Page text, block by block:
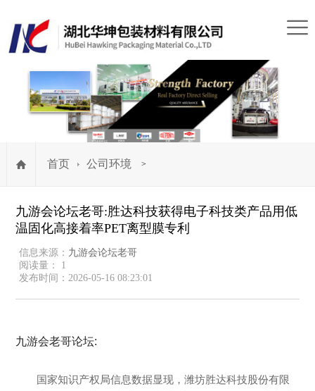
首页 >
公司环境
九游会论坛老哥:胜达科技获得电子科技类产品用低
温固化高接着率PET离型膜专利
信息来源： 九游会论坛老哥
阅读量： 1
发布时间：2026-05-16 08:23:01
九游会老哥论坛:
国家知识产权局信息数据显现，潍坊胜达科技股份有限